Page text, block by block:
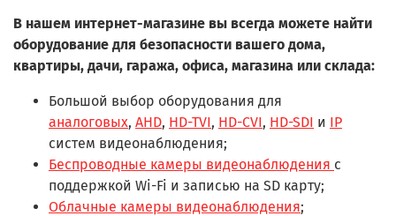
В нашем интернет-магазине вы всегда можете найти
оборудование для безопасности вашего дома,
квартиры, дачи, гаража, офиса, магазина или склада:
Большой выбор оборудования для
аналоговых, AHD, HD-TVI, HD-CVI, HD-SDI и IP
систем видеонаблюдения;
Беспроводные камеры видеонаблюдения с
поддержкой Wi-Fi и записью на SD карту;
Облачные камеры видеонаблюдения;